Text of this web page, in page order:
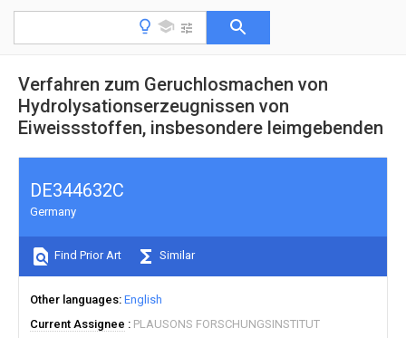
Verfahren zum Geruchlosmachen von
Hydrolysationserzeugnissen von
Eiweissstoffen, insbesondere leimgebenden
DE344632C
Germany
Find Prior Art Similar
Other languages English
Current Assignee
PLAUSONS FORSCHUNGSINSTITUT